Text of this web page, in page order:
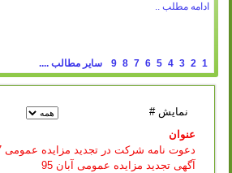
ادامه مطلب ..
1
2
3
4
5
6
7
8
9 سایر مطالب ....
نمایش #
عنوان
دعوت نامه شرکت در تجدید مزایده عمومی 1395/08/17
آگهی تجدید مزایده عمومی آبان 95